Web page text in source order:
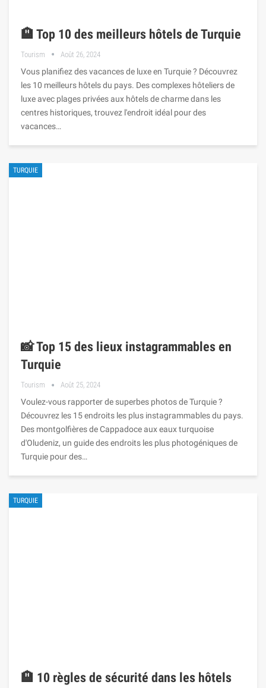
🏨 Top 10 des meilleurs hôtels de Turquie
Tourism Août 26, 2024
Vous planifiez des vacances de luxe en Turquie ? Découvrez
les 10 meilleurs hôtels du pays. Des complexes hôteliers de
luxe avec plages privées aux hôtels de charme dans les
centres historiques, trouvez l'endroit idéal pour des
vacances…
TURQUIE
📸 Top 15 des lieux instagrammables en
Turquie
Tourism Août 25, 2024
Voulez-vous rapporter de superbes photos de Turquie ?
Découvrez les 15 endroits les plus instagrammables du pays.
Des montgolfières de Cappadoce aux eaux turquoise
d'Oludeniz, un guide des endroits les plus photogéniques de
Turquie pour des…
TURQUIE
🏨 10 règles de sécurité dans les hôtels